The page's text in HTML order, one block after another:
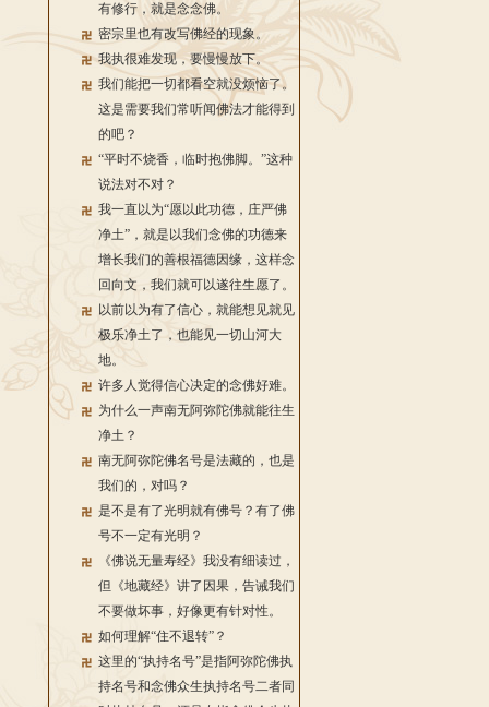
有修行，就是念念佛。
密宗里也有改写佛经的现象。
我执很难发现，要慢慢放下。
我们能把一切都看空就没烦恼了。
这是需要我们常听闻佛法才能得到
的吧？
“平时不烧香，临时抱佛脚。”这种
说法对不对？
我一直以为“愿以此功德，庄严佛
净土”，就是以我们念佛的功德来
增长我们的善根福德因缘，这样念
回向文，我们就可以遂往生愿了。
以前以为有了信心，就能想见就见
极乐净土了，也能见一切山河大
地。
许多人觉得信心决定的念佛好难。
为什么一声南无阿弥陀佛就能往生
净土？
南无阿弥陀佛名号是法藏的，也是
我们的，对吗？
是不是有了光明就有佛号？有了佛
号不一定有光明？
《佛说无量寿经》我没有细读过，
但《地藏经》讲了因果，告诫我们
不要做坏事，好像更有针对性。
如何理解“住不退转”？
这里的“执持名号”是指阿弥陀佛执
持名号和念佛众生执持名号二者同